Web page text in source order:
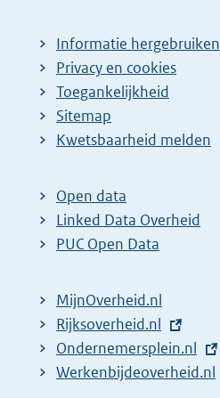
Informatie hergebruiken
Privacy en cookies
Toegankelijkheid
Sitemap
E
t
e
r
l
i
n
k
Kwetsbaarheid melden
Open data
Linked Data Overheid
PUC Open Data
MijnOverheid.nl
E
x
t
Rijksoverheid.nl
E
x
Ondernemersplein.nl
E
Werkenbijdeoverheid.nl